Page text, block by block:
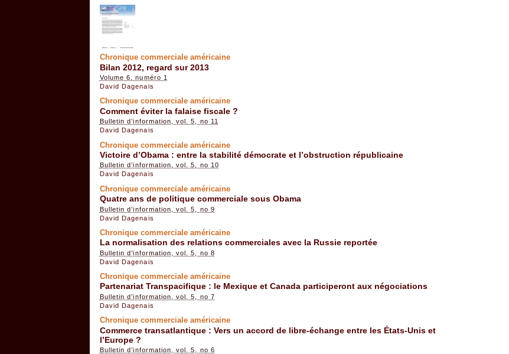
Chronique commerciale américaine
Bilan 2012, regard sur 2013
Volume 6, numéro 1
David Dagenais
Chronique commerciale américaine
Comment éviter la falaise fiscale ?
Bulletin d’information, vol. 5, no 11
David Dagenais
Chronique commerciale américaine
Victoire d’Obama : entre la stabilité démocrate et l’obstruction républicaine
Bulletin d’information, vol. 5, no 10
David Dagenais
Chronique commerciale américaine
Quatre ans de politique commerciale sous Obama
Bulletin d’information, vol. 5, no 9
David Dagenais
Chronique commerciale américaine
La normalisation des relations commerciales avec la Russie reportée
Bulletin d’information, vol. 5, no 8
David Dagenais
Chronique commerciale américaine
Partenariat Transpacifique : le Mexique et Canada participeront aux négociations
Bulletin d’information, vol. 5, no 7
David Dagenais
Chronique commerciale américaine
Commerce transatlantique : Vers un accord de libre-échange entre les États-Unis et
l’Europe ?
Bulletin d’information, vol. 5, no 6